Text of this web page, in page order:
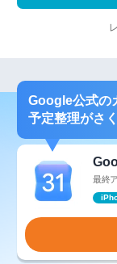
Google公式の
予定整理がさ
最終